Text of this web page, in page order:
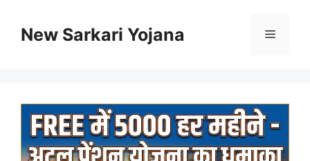
contentNew Sarkari Yojana Menu